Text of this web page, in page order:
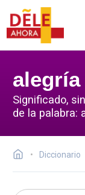
alegría
Significado,
de la palabra:
Diccionario